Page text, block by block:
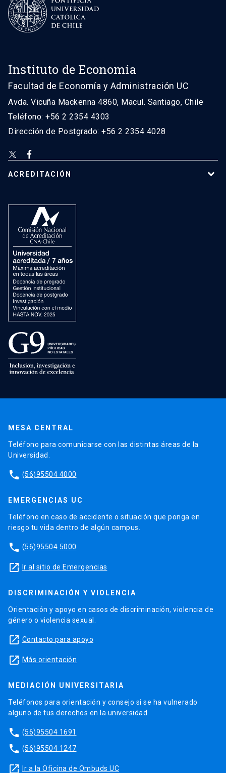
Instituto de Economía
Facultad de Economía y Administración UC
Avda. Vicuña Mackenna 4860, Macul. Santiago, Chile
Teléfono: +56 2 2354 4303
Dirección de Postgrado: +56 2 2354 4028
ACREDITACIÓN
MESA CENTRAL
Teléfono para comunicarse con las distintas áreas de la
Universidad.
phone (56)95504 4000
EMERGENCIAS UC
Teléfono en caso de accidente o situación que ponga en
riesgo tu vida dentro de algún campus.
phone (56)95504 5000
launch Ir al sitio de Emergencias
DISCRIMINACIÓN Y VIOLENCIA
Orientación y apoyo en casos de discriminación, violencia de
género o violencia sexual.
launch Contacto para apoyo
launch Más orientación
MEDIACIÓN UNIVERSITARIA
Teléfonos para orientación y consejo si se ha vulnerado
alguno de tus derechos en la universidad.
phone (56)95504 1691
phone (56)95504 1247
launch Ir a la Oficina de Ombuds UC